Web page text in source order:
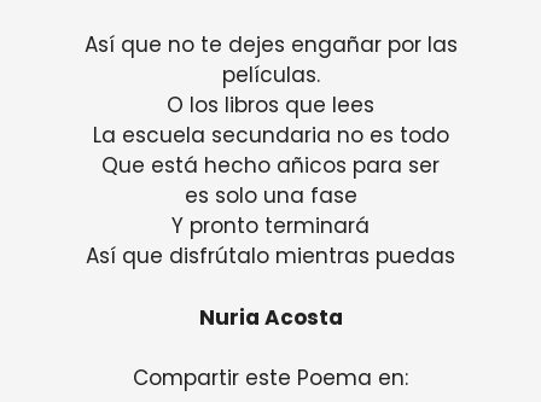
Así que no te dejes engañar por las
películas.
O los libros que lees
La escuela secundaria no es todo
Que está hecho añicos para ser
es solo una fase
Y pronto terminará
Así que disfrútalo mientras puedas
Nuria Acosta
Compartir este Poema en: